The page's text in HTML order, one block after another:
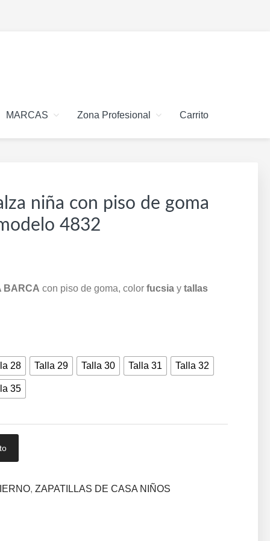
MARCAS Zona Profesional Carrito
niña con piso de goma
4832
BARCA con piso de goma, color fucsiay tallas
28 Talla 29 Talla 30 Talla 31 Talla 32
35
, ZAPATILLAS DE CASA NIÑOS